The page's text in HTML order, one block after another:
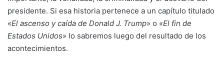
presidente. Si esa historia pertenece a un capítulo titulado
«El ascenso y caída de Donald J. Trump» o «El fin de
Estados Unidos» lo sabremos luego del resultado de los
acontecimientos.